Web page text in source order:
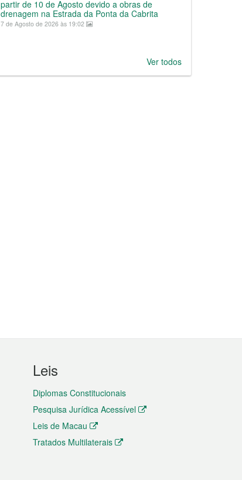
partir de 10 de Agosto devido a obras de
drenagem na Estrada da Ponta da Cabrita
7 de Agosto de 2026 às 19:02
Ver todos
Leis
Diplomas Constitucionais
Pesquisa Jurídica Acessível
Leis de Macau
Tratados Multilaterais